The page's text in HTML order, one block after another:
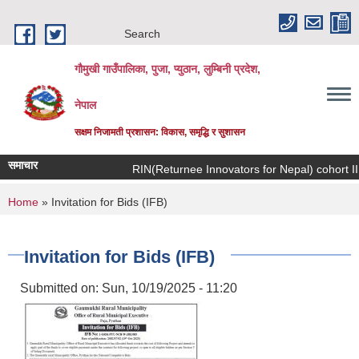
Search
गौमुखी गाउँपालिका, पुजा, प्युठान, लुम्बिनी प्रदेश,
नेपाल
सक्षम निजामती प्रशासन: विकास, समृद्धि र सुशासन
समाचार RIN(Returnee
You are here
Home » Invitation for Bids (IFB)
Invitation for Bids (IFB)
Submitted on: Sun, 10/19/2025 - 11:20